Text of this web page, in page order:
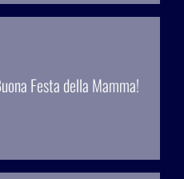
Festa della Mamma!